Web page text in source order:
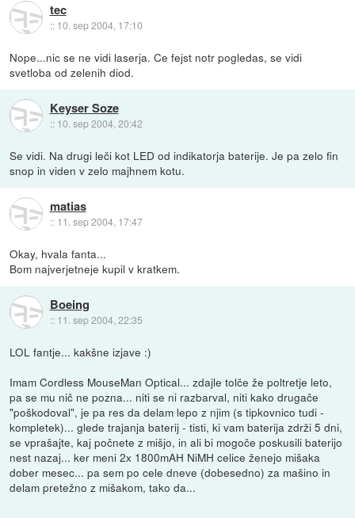
tec
:: 10. sep 2004, 17:10
Nope...nic se ne vidi laserja. Ce fejst notr pogledas, se vidi
svetloba od zelenih diod.
Keyser Soze
:: 10. sep 2004, 20:42
Se vidi. Na drugi leči kot LED od indikatorja baterije. Je pa zelo fin
snop in viden v zelo majhnem kotu.
matias
:: 11. sep 2004, 17:47
Okay, hvala fanta...
Bom najverjetneje kupil v kratkem.
Boeing
:: 11. sep 2004, 22:35
LOL fantje... kakšne izjave :)
Imam Cordless MouseMan Optical... zdajle tolče že poltretje leto,
pa se mu nič ne pozna... niti se ni razbarval, niti kako drugače
"poškodoval", je pa res da delam lepo z njim (s tipkovnico tudi -
kompletek)... glede trajanja baterij - tisti, ki vam baterija zdrži 5 dni,
se vprašajte, kaj počnete z mišjo, in ali bi mogoče poskusili baterijo
nest nazaj... ker meni 2x 1800mAH NiMH celice ženejo mišaka
dober mesec... pa sem po cele dneve (dobesedno) za mašino in
delam pretežno z mišakom, tako da...